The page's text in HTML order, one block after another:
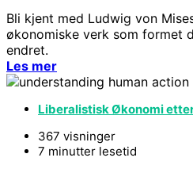
Bli kjent med Ludwig von
økonomiske verk som formet
endret.
Les mer
Liberalistisk Økonomi
367 visninger
7 minutter lesetid